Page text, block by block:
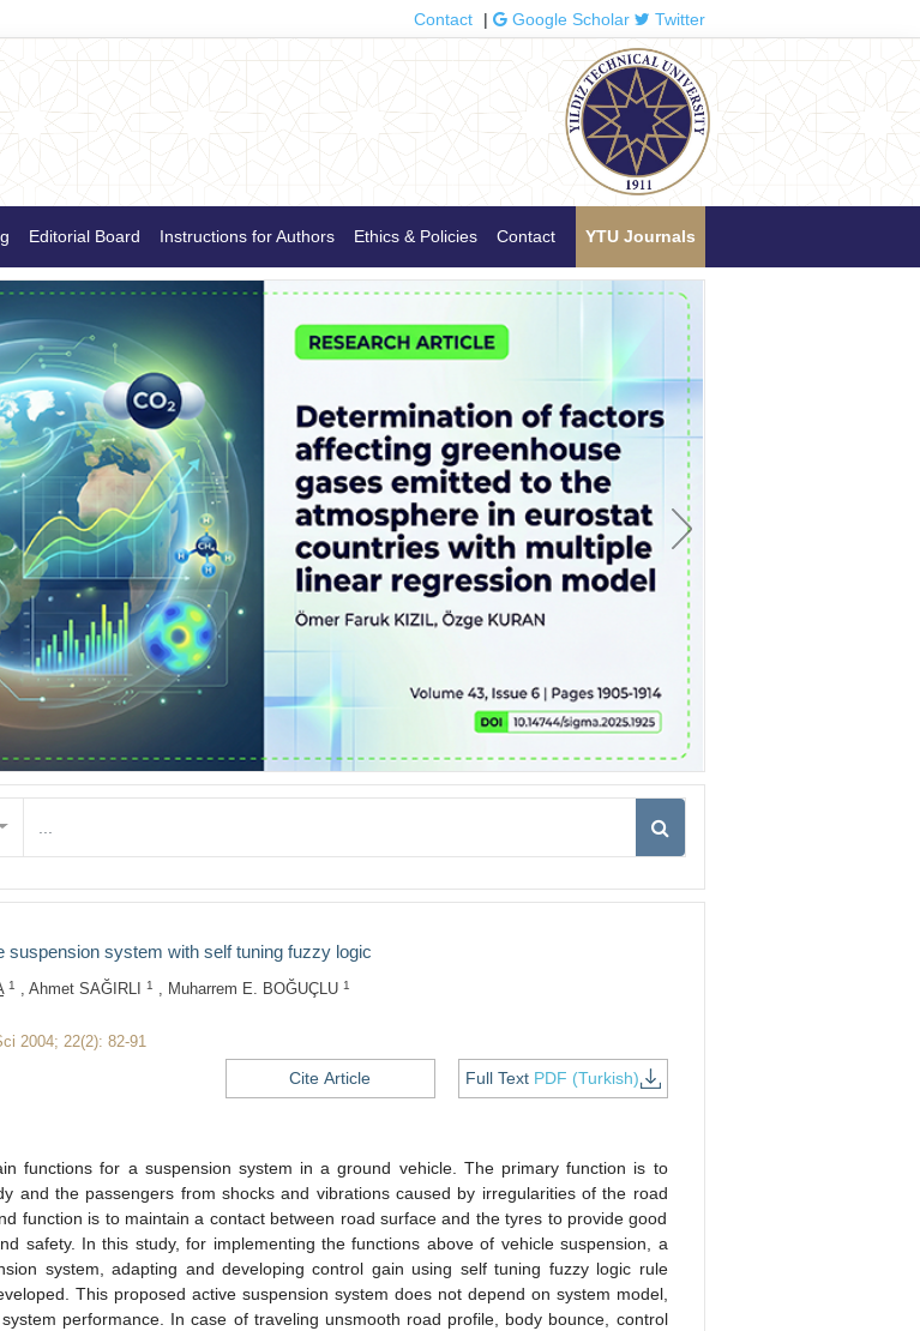
Contact | Google Scholar Twitter
Editorial Board Instructions for Authors Ethics & Policies Contact YTU Journals
suspension system with self tuning fuzzy logic
1 , Ahmet SAĞIRLI 1 , Muharrem E. BOĞUÇLU 1
2004; 22(2): 82-91
Cite Article Full Text PDF (Turkish)
functions for a suspension system in a ground vehicle. The primary function is to
and the passengers from shocks and vibrations caused by irregularities of the road
function is to maintain a contact between road surface and the tyres to provide good
safety. In this study, for implementing the functions above of vehicle suspension, a
system, adapting and developing control gain using self tuning fuzzy logic rule
This proposed active suspension system does not depend on system model,
performance. In case of traveling unsmooth road profile, body bounce, control